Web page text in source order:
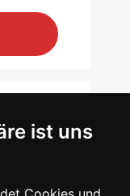
ist uns